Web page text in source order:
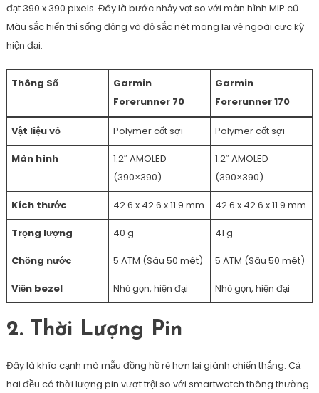
đạt 390 x 390 pixels. Đây là bước nhảy vọt so với màn hình MIP cũ.
Màu sắc hiển thị sống động và độ sắc nét mang lại vẻ ngoài cực kỳ
hiện đại.
Thông Số
Garmin
Forerunner 70
Garmin
Forerunner 170
Vật liệu vỏ Polymer cốt sợi Polymer cốt sợi
Màn hình
1.2″ AMOLED
(390×390)
1.2″ AMOLED
(390×390)
Kích thước 42.6 x 42.6 x 11.9 mm 42.6 x 42.6 x 11.9 mm
Trọng lượng 40 g 41 g
Chống nước 5 ATM (Sâu 50 mét) 5 ATM (Sâu 50 mét)
Viền bezel Nhỏ gọn, hiện đại Nhỏ gọn, hiện đại
2. Thời Lượng Pin
Đây là khía cạnh mà mẫu đồng hồ rẻ hơn lại giành chiến thắng. Cả
hai đều có thời lượng pin vượt trội so với smartwatch thông thường.